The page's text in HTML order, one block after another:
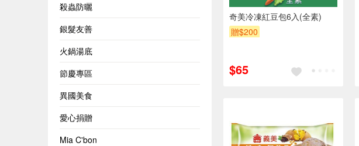
殺蟲防曬
銀髮友善
火鍋湯底
節慶專區
異國美食
愛心捐贈
Mia C'bon
奇美冷凍紅豆包6入(全素)
贈$200
$65